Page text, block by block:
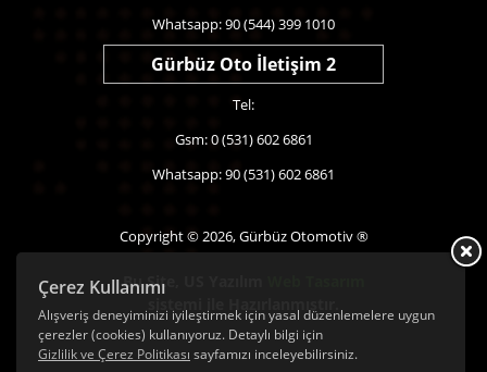
Çerez Kullanımı
Alışveriş deneyiminizi iyileştirmek için yasal düzenlemelere uygun
çerezler (cookies) kullanıyoruz. Detaylı bilgi için
Gizlilik ve Çerez Politikası sayfamızı inceleyebilirsiniz.
Whatsapp: 90 (544) 399 1010
Gürbüz Oto İletişim 2
Tel:
Gsm: 0 (531) 602 6861
Whatsapp: 90 (531) 602 6861
Copyright © 2026, Gürbüz Otomotiv ®
Bu Site,